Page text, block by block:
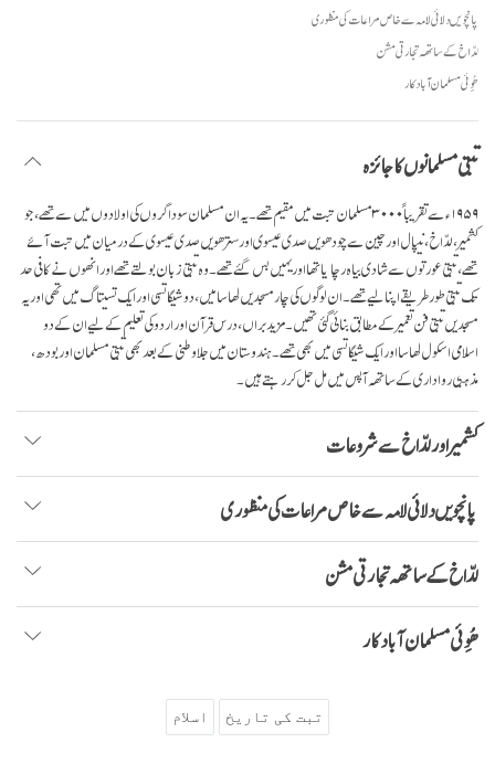
پانچویں دلائی لامہ سے خاص مراعات کی منظوری
لدّاخ کے ساتھہ تجارتی مشن
ھُوِئی مسلمان آبادکار
تبتی مسلمانوں کا جائزہ
۱۹۵۹ء سے تقریباً ٣٠٠٠ مسلمان تبت میں مقیم تھے۔ یہ ان مسلمان سوداگروں کی اولادوں میں سے تھے، جو
کشمیر، لدّاخ ، نیپال اور چین سے چودھویں صدی عیسوی اور سترھویں صدی عیسوی کے درمیان میں تبت آئے
تھے، تبتی عورتوں سے شادی بیاہ رچایا تھا اور یہیں بس گئے تھے۔ وہ تبتی زبان بولتے تھے اور انھوں نے کافی حد
تک تبتی طور طریقے اپنا لیے تھے۔ ان لوگوں کی چار مسجدیں لھاسا میں، دو شیگاتسی اور ایک تسیتاگ میں تھی اور یہ
مسجدیں تبتی فن تعمیر کے مطابق بنائی گئی تھیں۔ مزید براں، درس قرآن اور اردو کی تعلیم کے لیے ان کے دو
اسلامی اسکول لھاسا اور ایک شیگاتسی میں بھی تھے۔ ہندوستان میں جلا وطنی کے بعد بھی تبتی مسلمان اور بودھ،
مذہبی رواداری کے ساتھہ آپس میں مل جل کر رہتے ہیں۔
کشمیر اور لدّاخ سے شروعات
پانچویں دلائی لامہ سے خاص مراعات کی منظوری
لدّاخ کے ساتھہ تجارتی مشن
ھُوِئی مسلمان آبادکار
تبت کی تاریخ اسلام